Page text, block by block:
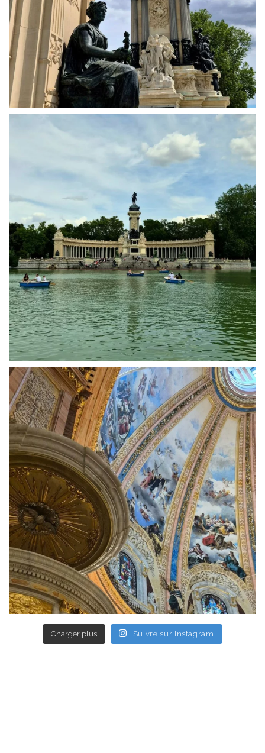
Charger plus Suivre sur Instagram